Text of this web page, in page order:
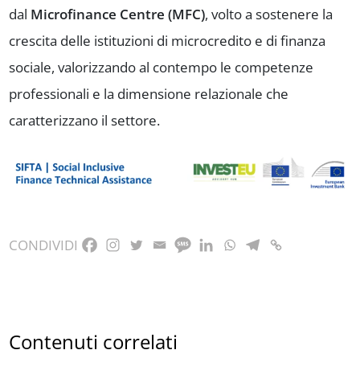
dal Microfinance Centre (MFC), volto a sostenere la
crescita delle istituzioni di microcredito e di finanza
sociale, valorizzando al contempo le competenze
professionali e la dimensione relazionale che
caratterizzano il settore.
CONDIVIDI
Contenuti correlati